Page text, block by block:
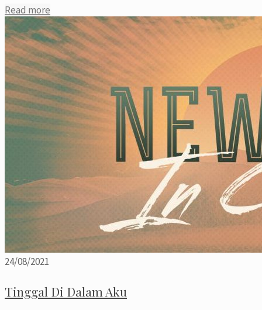
Read more
24/08/2021
Tinggal Di Dalam Aku